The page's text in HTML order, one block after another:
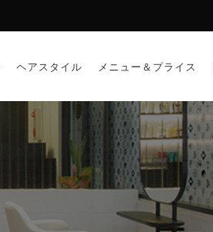
ヘアスタイル メニュー＆プライス